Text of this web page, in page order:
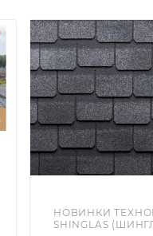
НОВИНКИ
SHINGLAS